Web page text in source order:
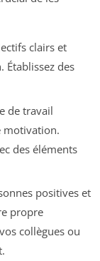
clairs et
des
de travail
motivation.
des éléments
positives et
propre
collègues ou